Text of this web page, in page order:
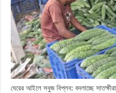
ঘেরের আইলে সবুজ বিপ্লব: বদলাচ্ছে